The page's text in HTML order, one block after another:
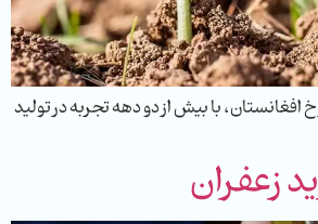
با بیش از دو دهه تجربه در تولید
زعفران